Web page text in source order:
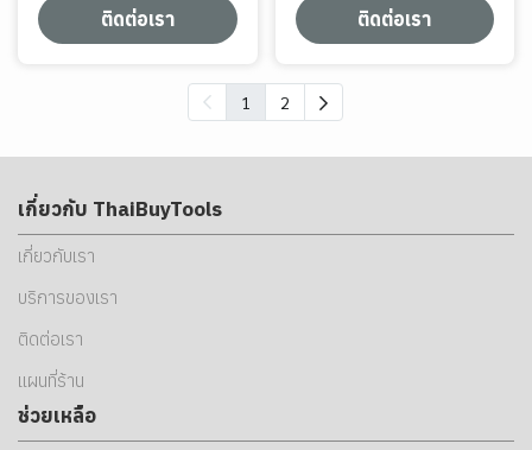
ติดต่อเรา ติดต่อเรา
1 2
เกี่ยวกับ ThaiBuyTools
เกี่ยวกับเรา
บริการของเรา
ติดต่อเรา
แผนที่ร้าน
ช่วยเหลือ